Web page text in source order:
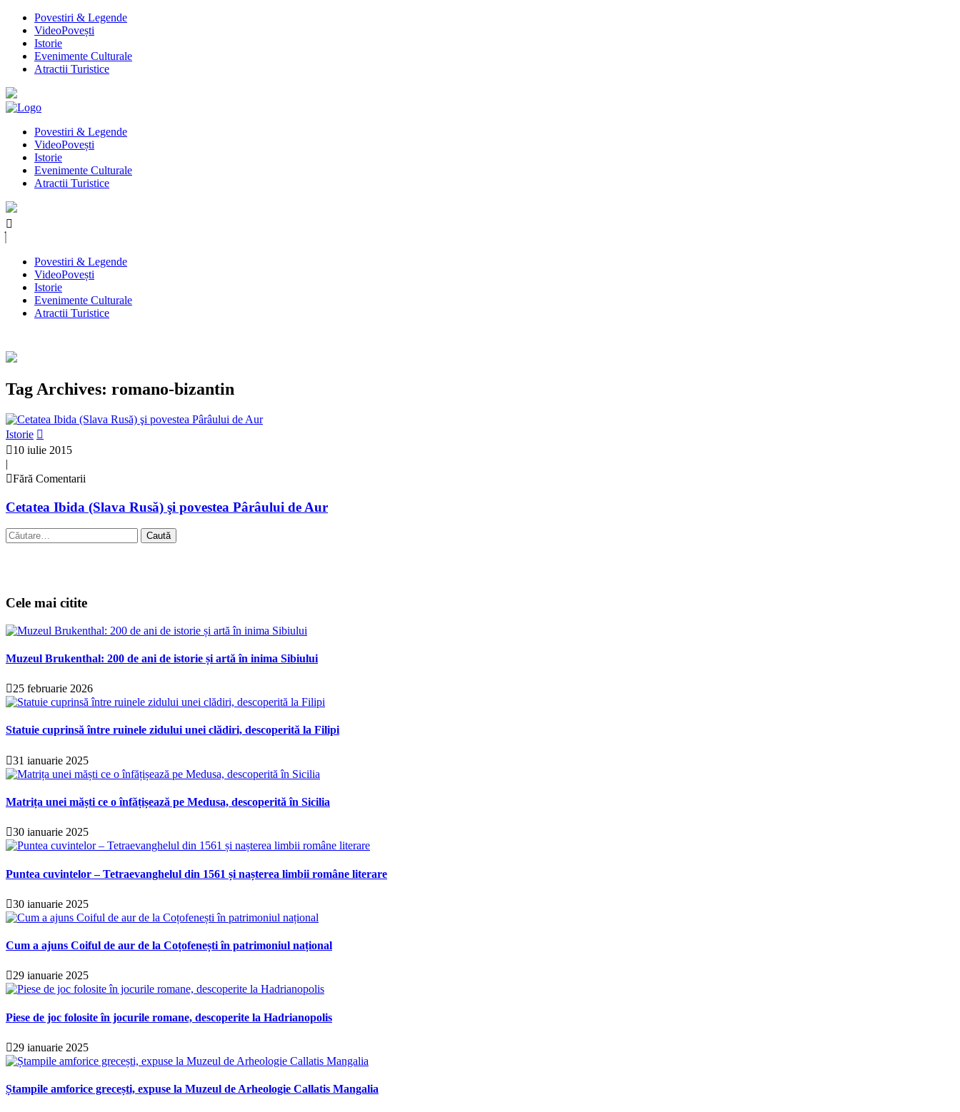
Povestiri & Legende
VideoPovești
Istorie
Evenimente Culturale
Atractii Turistice
Povestiri & Legende
VideoPovești
Istorie
Evenimente Culturale
Atractii Turistice
Povestiri & Legende
VideoPovești
Istorie
Evenimente Culturale
Atractii Turistice
Tag Archives: romano-bizantin
Istorie
10 iulie 2015
|
Fără Comentarii
Cetatea Ibida (Slava Rusă) şi povestea Pârâului de Aur
Caută
după:
Cele mai citite
Muzeul Brukenthal: 200 de ani de istorie și artă în inima Sibiului
25 februarie 2026
Statuie cuprinsă între ruinele zidului unei clădiri, descoperită la Filipi
31 ianuarie 2025
Matrița unei măști ce o înfățișează pe Medusa, descoperită în Sicilia
30 ianuarie 2025
Puntea cuvintelor – Tetraevanghelul din 1561 și nașterea limbii române literare
30 ianuarie 2025
Cum a ajuns Coiful de aur de la Coțofenești în patrimoniul național
29 ianuarie 2025
Piese de joc folosite în jocurile romane, descoperite la Hadrianopolis
29 ianuarie 2025
Ștampile amforice grecești, expuse la Muzeul de Arheologie Callatis Mangalia